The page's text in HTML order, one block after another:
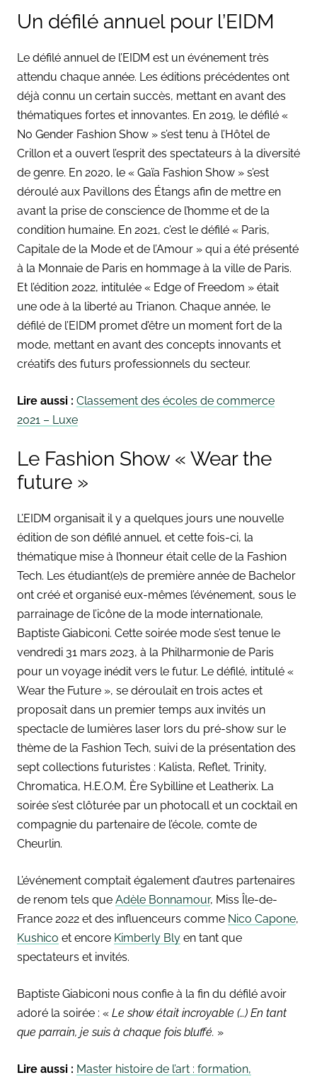
Un défilé annuel pour l’EIDM
Le défilé annuel de l’EIDM est un événement très
attendu chaque année. Les éditions précédentes ont
déjà connu un certain succès, mettant en avant des
thématiques fortes et innovantes. En 2019, le défilé «
No Gender Fashion Show » s’est tenu à l’Hôtel de
Crillon et a ouvert l’esprit des spectateurs à la diversité
de genre. En 2020, le « Gaïa Fashion Show » s’est
déroulé aux Pavillons des Étangs afin de mettre en
avant la prise de conscience de l’homme et de la
condition humaine. En 2021, c’est le défilé « Paris,
Capitale de la Mode et de l’Amour » qui a été présenté
à la Monnaie de Paris en hommage à la ville de Paris.
Et l’édition 2022, intitulée « Edge of Freedom » était
une ode à la liberté au Trianon. Chaque année, le
défilé de l’EIDM promet d’être un moment fort de la
mode, mettant en avant des concepts innovants et
créatifs des futurs professionnels du secteur.
Lire aussi : Classement des écoles de commerce
2021 – Luxe
Le Fashion Show « Wear the
future »
L’EIDM organisait il y a quelques jours une nouvelle
édition de son défilé annuel, et cette fois-ci, la
thématique mise à l’honneur était celle de la Fashion
Tech. Les étudiant(e)s de première année de Bachelor
ont créé et organisé eux-mêmes l’événement, sous le
parrainage de l’icône de la mode internationale,
Baptiste Giabiconi. Cette soirée mode s’est tenue le
vendredi 31 mars 2023, à la Philharmonie de Paris
pour un voyage inédit vers le futur. Le défilé, intitulé «
Wear the Future », se déroulait en trois actes et
proposait dans un premier temps aux invités un
spectacle de lumières laser lors du pré-show sur le
thème de la Fashion Tech, suivi de la présentation des
sept collections futuristes : Kalista, Reflet, Trinity,
Chromatica, H.E.O.M, Ère Sybilline et Leatherix. La
soirée s’est clôturée par un photocall et un cocktail en
compagnie du partenaire de l’école, comte de
Cheurlin.
L’événement comptait également d’autres partenaires
de renom tels que Adèle Bonnamour, Miss Île-de-
France 2022 et des influenceurs comme Nico Capone,
Kushico et encore Kimberly Bly en tant que
spectateurs et invités.
Baptiste Giabiconi nous confie à la fin du défilé avoir
adoré la soirée : « Le show était incroyable (…) En tant
que parrain, je suis à chaque fois bluffé. »
Lire aussi : Master histoire de l’art : formation,